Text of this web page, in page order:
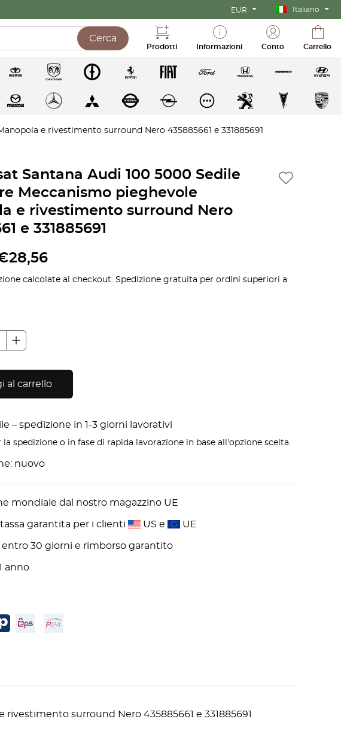
EUR Italiano
Cerca
Prodotti Informazioni Conto Carrello
e rivestimento surround Nero 435885661 e 331885691
Santana Audi 100 5000 Sedile
Meccanismo pieghevole
e rivestimento surround Nero
e 331885691
28,56
calcolate al checkout. Spedizione gratuita per ordini superiori a
al carrello
– spedizione in 1-3 giorni lavorativi
la spedizione o in fase di rapida lavorazione in base all'opzione scelta.
nuovo
mondiale dal nostro magazzino UE
garantita per i clienti US e UE
entro 30 giorni e rimborso garantito
anno
surround Nero 435885661 e 331885691